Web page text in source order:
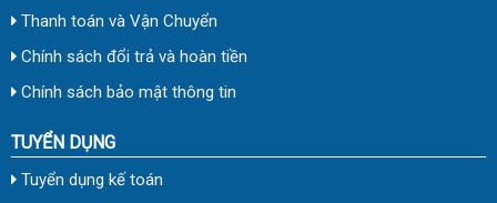
Thanh toán và Vận Chuyển
Chính sách đổi trả và hoàn tiền
Chính sách bảo mật thông tin
TUYỂN DỤNG
Tuyển dụng kế toán